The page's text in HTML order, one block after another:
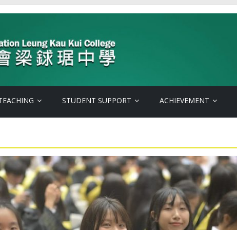
STUDENT SUPPORT ACHIEVEMENT